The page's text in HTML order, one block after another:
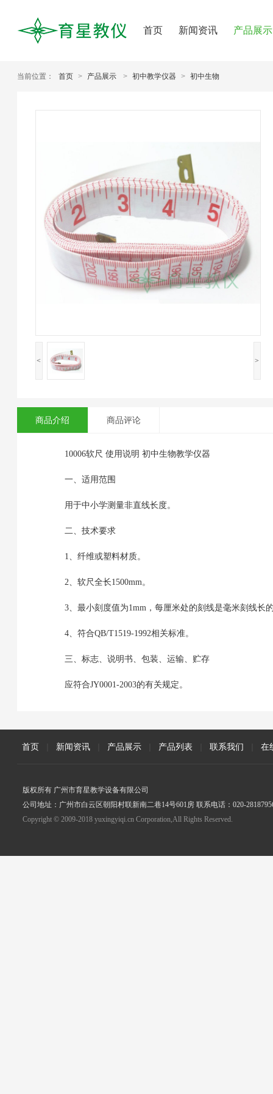
首页 新闻资讯 产品展示
当前位置： 首页 > 产品展示 > 初中教学仪器 > 初中生物
< >
商品介绍 商品评论
10006软尺 使用说明 初中生物教学仪器
一、适用范围
用于中小学测量非直线长度。
二、技术要求
1、纤维或塑料材质。
2、软尺全长1500mm。
3、最小刻度值为1mm，每厘米处的刻线是毫米刻线长
4、符合QB/T1519-1992相关标准。
三、标志、说明书、包装、运输、贮存
应符合JY0001-2003的有关规定。
首页 新闻资讯 产品展示 产品列表 联系我们 在
版权所有 广州市育星教学设备有限公司
公司地址：广州市白云区朝阳村联新南二巷14号601房 联系电话：020-
Copyright © 2009-2018 yuxingyiqi.cn Corporation,All Rights Reserved.